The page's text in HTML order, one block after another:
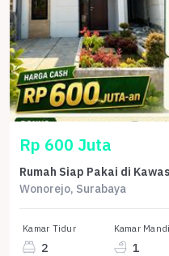
Rp 600 Juta
Wonorejo, Surabaya
Kamar Tidur
2
Kamar Mandi
1